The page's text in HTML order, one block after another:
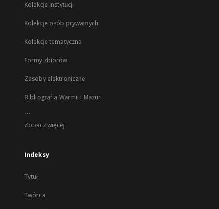
Kolekcje instytucji
Kolekcje osób prywatnych
Kolekcje tematyczne
Formy zbiorów
Zasoby elektroniczne
Bibliografia Warmii i Mazur
...
Zobacz więcej
Indeksy
Tytuł
Twórca